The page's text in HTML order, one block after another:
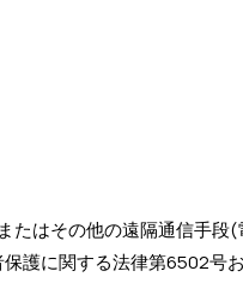
たはその他の遠隔通信手段
に関する法律第6502号